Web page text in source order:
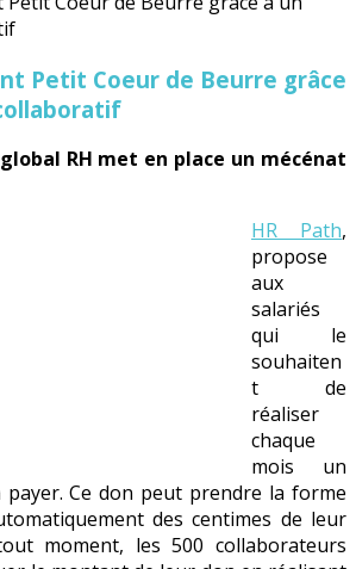
Petit Coeur de Beurre grâce
RH met en place un mécénat
HR Path,
propose
aux
salariés
qui le
souhaiten
t de
réaliser
chaque
mois un
Ce don peut prendre la forme
des centimes de leur
moment, les 500 collaborateurs